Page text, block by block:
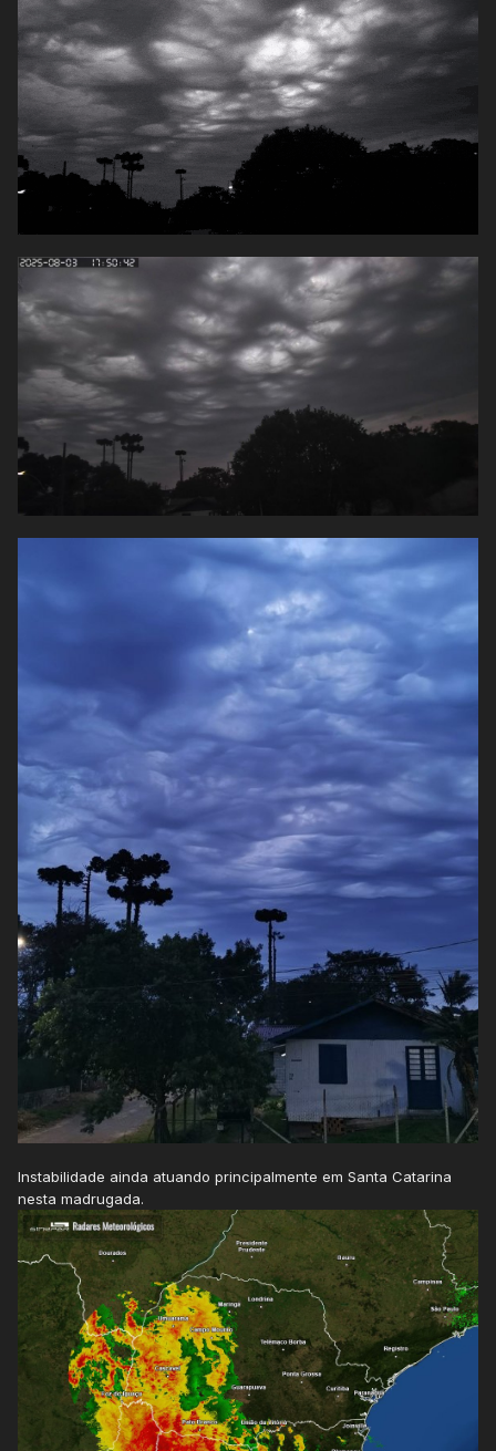
Instabilidade ainda atuando principalmente em Santa Catarina
nesta madrugada.